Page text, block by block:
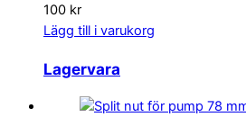
100 kr
Lägg till i varukorg
Lagervara